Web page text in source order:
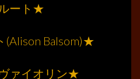
ート★
Balsom)★
ァイオリン★